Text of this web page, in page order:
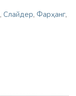
, Слайдер, Фарҳанг,